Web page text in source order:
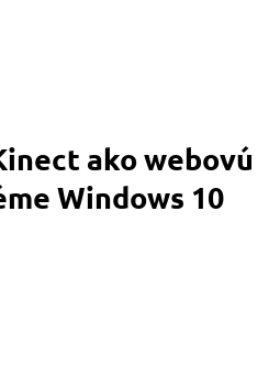
ako webovú
Windows 10